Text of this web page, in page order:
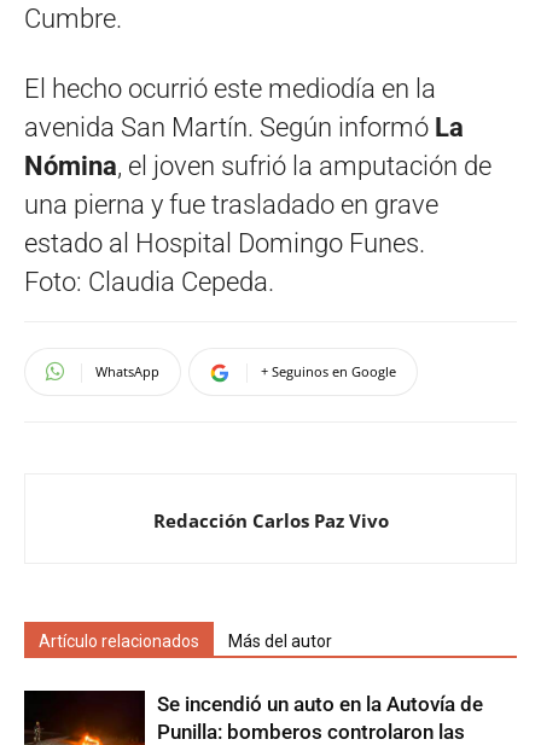
Cumbre.
El hecho ocurrió este mediodía en la
avenida San Martín. Según informó La
Nómina, el joven sufrió la amputación de
una pierna y fue trasladado en grave
estado al Hospital Domingo Funes.
Foto: Claudia Cepeda.
WhatsApp + Seguinos en Google
Redacción Carlos Paz Vivo
Artículo relacionados Más del autor
Se incendió un auto en la Autovía de
Punilla: bomberos controlaron las